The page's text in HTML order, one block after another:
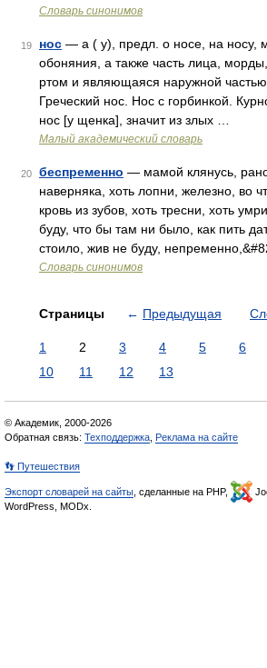
Словарь синонимов
19 нос — а ( у), предл. о носе, на носу,
обоняния, а также часть лица,
ртом и являющаяся наружной частью
Греческий нос. Нос с горбинкой.
нос [у щенка], значит из злых …
Малый академический словарь
20 беспременно — мамой клянусь,
наверняка, хоть лопни, железно, во
кровь из зубов, хоть тресни, хоть
буду, что бы там ни было, как пить
стоило, жив не буду,
Словарь синонимов
Страницы ← Предыдущая
1 2 3 4 5 6
10
11 12 13
© Академик, 2000-2026
Обратная связь: Техподдержка Реклама на сайте
👣 Путешествия
Экспорт словарей на сайты , сделанные на PHP,
WordPress, MODx.